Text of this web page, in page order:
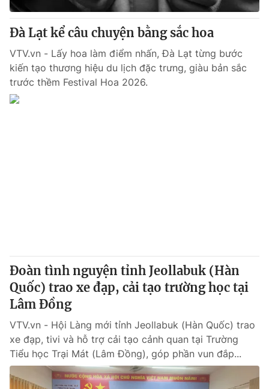
Góc doanh nghiệp
Truyền hình
Phim VTV
Hậu trường
Nhân vật
Giải trí
Điện ảnh
Âm nhạc
Đời sống
Chuyên mục khác
Emagazine Podcast
Photo Infographic
Video Shorts video
Đà Lạt kể câu chuyện bằng sắc hoa
VTV.vn - Lấy hoa làm điểm nhấn, Đà Lạt từng bước
kiến tạo thương hiệu du lịch đặc trưng, giàu bản sắc
trước thềm Festival Hoa 2026.
Đoàn tình nguyện tỉnh Jeollabuk (Hàn
Quốc) trao xe đạp, cải tạo trường học tại
Lâm Đồng
VTV.vn - Hội Làng mới tỉnh Jeollabuk (Hàn Quốc) trao
xe đạp, tivi và hỗ trợ cải tạo cảnh quan tại Trường
Tiểu học Trại Mát (Lâm Đồng), góp phần vun đắp...